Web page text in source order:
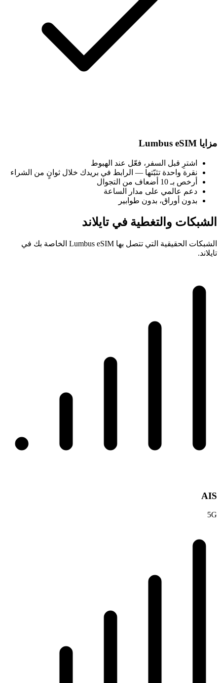
مزايا Lumbus eSIM
اشترِ قبل السفر، فعّل عند الهبوط
نقرة واحدة تثبّتها — الرابط في بريدك خلال ثوانٍ من الشراء
أرخص بـ 10 أضعاف من التجوال
دعم عالمي على مدار الساعة
بدون أوراق، بدون طوابير
الشبكات والتغطية في تايلاند
الشبكات الحقيقية التي تتصل بها Lumbus eSIM الخاصة بك في
تايلاند.
AIS
5G